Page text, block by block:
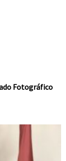
Fotográfico